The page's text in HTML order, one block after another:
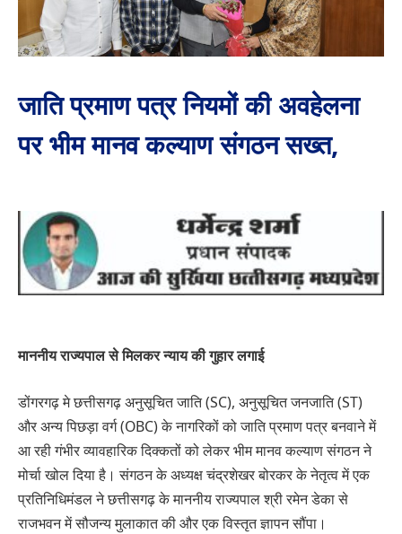
जाति प्रमाण पत्र नियमों की अवहेलना
पर भीम मानव कल्याण संगठन सख्त,
माननीय राज्यपाल से मिलकर न्याय की गुहार लगाई
डोंगरगढ़ मे छत्तीसगढ़ अनुसूचित जाति (SC), अनुसूचित जनजाति (ST)
और अन्य पिछड़ा वर्ग (OBC) के नागरिकों को जाति प्रमाण पत्र बनवाने में
आ रही गंभीर व्यावहारिक दिक्कतों को लेकर भीम मानव कल्याण संगठन ने
मोर्चा खोल दिया है। संगठन के अध्यक्ष चंद्रशेखर बोरकर के नेतृत्व में एक
प्रतिनिधिमंडल ने छत्तीसगढ़ के माननीय राज्यपाल श्री रमेन डेका से
राजभवन में सौजन्य मुलाकात की और एक विस्तृत ज्ञापन सौंपा।